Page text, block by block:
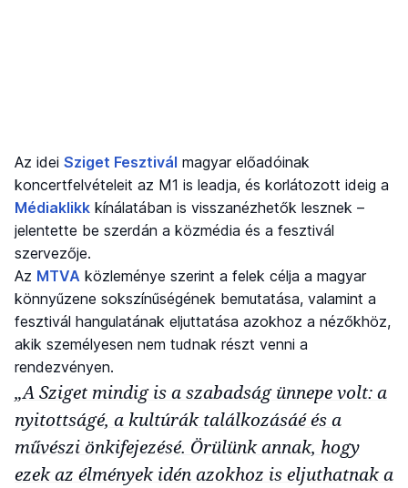
Az idei Sziget Fesztivál magyar előadóinak
koncertfelvételeit az M1 is leadja, és korlátozott ideig a
Médiaklikk kínálatában is visszanézhetők lesznek –
jelentette be szerdán a közmédia és a fesztivál
szervezője.
Az MTVA közleménye szerint a felek célja a magyar
könnyűzene sokszínűségének bemutatása, valamint a
fesztivál hangulatának eljuttatása azokhoz a nézőkhöz,
akik személyesen nem tudnak részt venni a
rendezvényen.
„A Sziget mindig is a szabadság ünnepe volt: a
nyitottságé, a kultúrák találkozásáé és a
művészi önkifejezésé. Örülünk annak, hogy
ezek az élmények idén azokhoz is eljuthatnak a